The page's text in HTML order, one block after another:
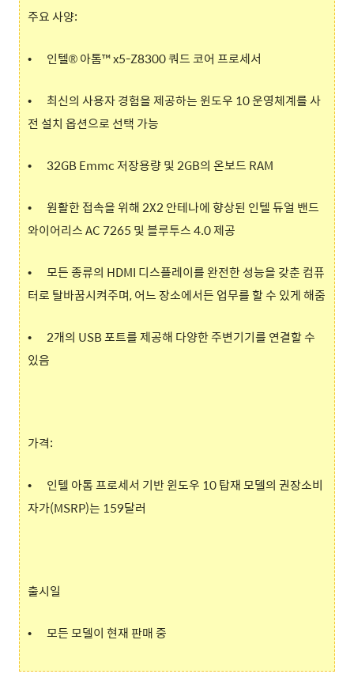
주요 사양:
• 인텔® 아톰™ x5-Z8300 쿼드 코어 프로세서
•
최신의 사용자 경험을 제공하는 윈도우 10 운영체계를 사
전 설치 옵션으로 선택 가능
• 32GB Emmc 저장용량 및 2GB의 온보드 RAM
•
원활한 접속을 위해 2X2 안테나에 향상된 인텔 듀얼 밴드
와이어리스 AC 7265 및 블루투스 4.0 제공
•
모든 종류의 HDMI 디스플레이를 완전한 성능을 갖춘 컴퓨
터로 탈바꿈시켜주며, 어느 장소에서든 업무를 할 수 있게 해줌
•
2개의 USB 포트를 제공해 다양한 주변기기를 연결할 수
있음
가격:
•
인텔 아톰 프로세서 기반 윈도우 10 탑재 모델의 권장소비
자가(MSRP)는 159달러
출시일
• 모든 모델이 현재 판매 중